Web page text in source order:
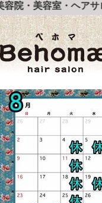
院・美容室・ヘアサ